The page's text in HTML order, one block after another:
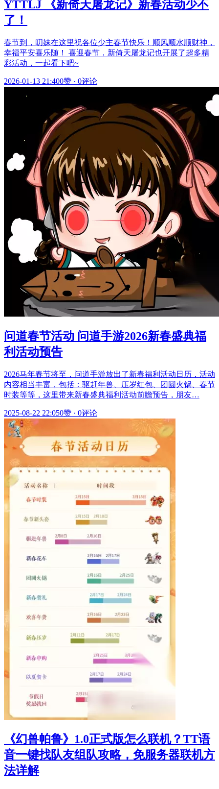
YTTLJ 《新倚天屠龙记》新春活动少不
了！
春节到，叨妹在这里祝各位少主春节快乐！顺风顺水顺财神，
幸福平安喜乐随！ 喜迎春节，新倚天屠龙记也开展了超多精
彩活动，一起看下吧~
2026-01-13 21:400赞 · 0评论
问道春节活动 问道手游2026新春盛典福
利活动预告
2026马年春节将至，问道手游放出了新春福利活动日历，活动
内容相当丰富，包括：驱赶年兽、压岁红包、团圆火锅、春节
时装等等，这里带来新春盛典福利活动前瞻预告，朋友…
2025-08-22 22:050赞 · 0评论
《幻兽帕鲁》1.0正式版怎么联机？TT语
音一键找队友组队攻略，免服务器联机方
法详解